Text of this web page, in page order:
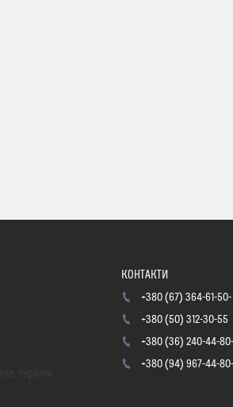
+380 (67) 364-61-50
+380 (50) 312-30-55
+380 (36) 240-44-80
+380 (94) 967-44-80